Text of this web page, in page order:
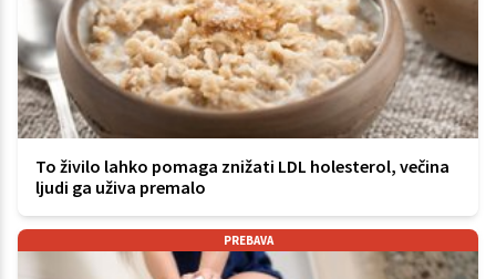
To živilo lahko pomaga znižati LDL holesterol, večina
ljudi ga uživa premalo
PREBAVA